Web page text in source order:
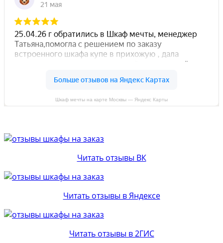
Шкаф мечты на карте Москвы — Яндекс Карты
Читать отзывы ВК
Читать отзывы в Яндексе
Читать отзывы в 2ГИС